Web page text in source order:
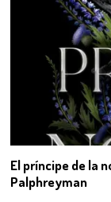
El príncipe de la
Palphreyman